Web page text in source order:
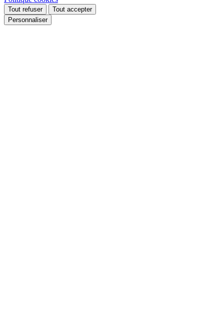
Tout refuser
Tout accepter
Personnaliser